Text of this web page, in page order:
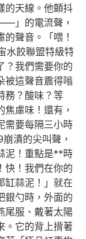
的天線。他顫抖
」的電流聲，
聲音。「喂！
水餃聯盟特級特
？我們需要你的
被這聲音震得嗡
務？酸味？等
慮味！還有，
需要每隔三小時
潰的尖叫聲，
泥！重點是**時
快！我們在你的
蒜泥！」就在
銀勺時，外面的
尾服、戴著太陽
。它的背上揹著